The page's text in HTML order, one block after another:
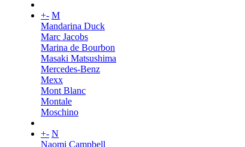
+- M
Mandarina Duck
Marc Jacobs
Marina de Bourbon
Masaki Matsushima
Mercedes-Benz
Mexx
Mont Blanc
Montale
Moschino
+- N
Naomi Campbell